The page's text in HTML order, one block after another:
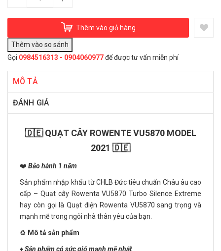
Thêm vào giỏ hàng
Gọi 0984516313 - 0904060977để được tư vấn miễn phí
MÔ TẢ
ĐÁNH GIÁ
🇩🇪 QUẠT CÂY ROWENTE VU5870 MODEL
2021 🇩🇪
❤️ Bảo hành 1 năm
Sản phẩm nhập khẩu từ CHLB Đức tiêu chuẩn Châu âu cao
cấp – Quạt cây Rowenta VU5870 Turbo Silence Extreme
hay còn gọi là Quạt điện Rowenta VU5870 sang trọng và
mạnh mẽ trong ngôi nhà thân yêu của bạn.
♻️ Mô tả sản phẩm
♦️Sản phẩm có sức gió mạnh mẽ nhất